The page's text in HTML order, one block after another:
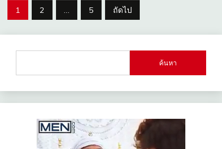
Posts
1 2 … 5 ถัดไป
ค้นหา